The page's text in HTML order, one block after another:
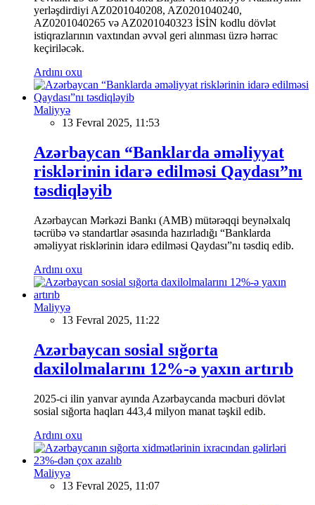
yerləşdirdiyi AZ0201040208, AZ0201040240,
AZ0201040265 və AZ0201040323 İSİN kodlu dövlət
istiqrazlarının vaxtından əvvəl geri alınması üzrə hərrac
keçiriləcək.
Ardını oxu
Maliyyə
13 Fevral 2025, 11:53
Azərbaycan “Banklarda əməliyyat
risklərinin idarə edilməsi Qaydası”nı
təsdiqləyib
Azərbaycan Mərkəzi Bankı (AMB) mütərəqqi beynəlxalq
təcrübə və standartlar əsasında hazırladığı “Banklarda
əməliyyat risklərinin idarə edilməsi Qaydası”nı təsdiq edib.
Ardını oxu
Maliyyə
13 Fevral 2025, 11:22
Azərbaycan sosial sığorta
daxilolmalarını 12%-ə yaxın artırıb
2025-ci ilin yanvar ayında Azərbaycanda məcburi dövlət
sosial sığorta haqları 443,4 milyon manat təşkil edib.
Ardını oxu
Maliyyə
13 Fevral 2025, 11:07